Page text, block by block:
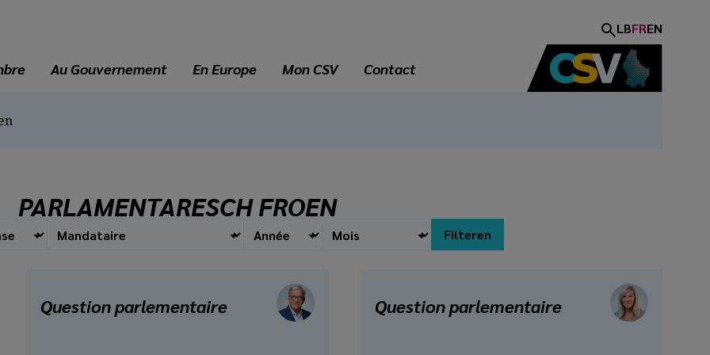
LBFREN
Au Gouvernement En Europe Mon CSV Contact
PARLAMENTARESCH FROEN
Mandate
Question parlementaire Question parlementaire